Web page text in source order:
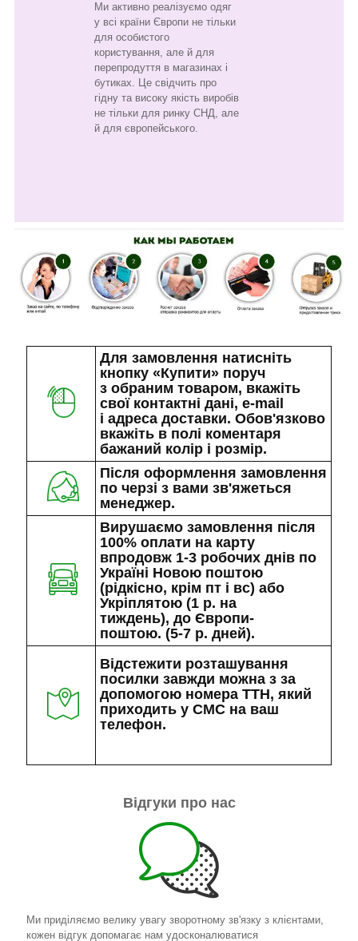
Ми активно реалізуємо одяг
у всі країни Європи не тільки
для особистого
користування, але й для
перепродуття в магазинах і
бутиках. Це свідчить про
гідну та високу якість виробів
не тільки для ринку СНД, але
й для європейського.
Для замовлення натисніть
кнопку «Купити» поруч
з обраним товаром, вкажіть
свої контактні дані, e-mail
і адреса доставки. Обов'язково
вкажіть в полі коментаря
бажаний колір і розмір.
Після оформлення замовлення
по черзі з вами зв'яжеться
менеджер.
Вирушаємо замовлення після
100% оплати на карту
впродовж 1-3 робочих днів по
Україні Новою поштою
(рідкісно, крім пт і вс) або
Укріплятою (1 р. на
тиждень), до Європи-
поштою. (5-7 р. дней).
Відстежити розташування
посилки завжди можна з за
допомогою номера ТТН, який
приходить у СМС на ваш
телефон.
Відгуки про нас
Ми приділяємо велику увагу зворотному зв'язку з клієнтами,
кожен відгук допомагає нам удосконалюватися